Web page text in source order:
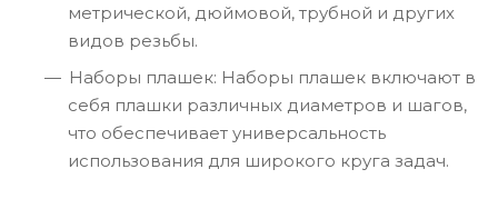
метрической, дюймовой, трубной и других
видов резьбы.
Наборы плашек: Наборы плашек включают в
себя плашки различных диаметров и шагов,
что обеспечивает универсальность
использования для широкого круга задач.